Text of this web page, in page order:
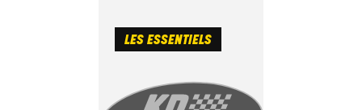
LES ESSENTIELS